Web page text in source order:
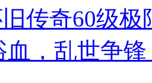
旧传奇60级
血，乱世争